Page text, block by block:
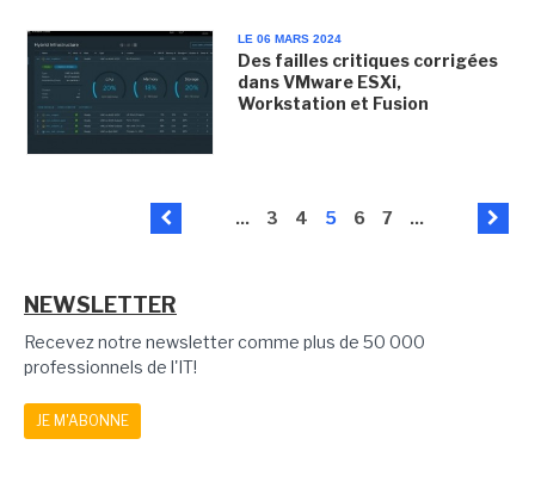
LE 06 MARS 2024
Des failles critiques corrigées
dans VMware ESXi,
Workstation et Fusion
... 3 4 5 6 7 ...
NEWSLETTER
Recevez notre newsletter comme plus de 50 000
professionnels de l'IT!
JE M'ABONNE